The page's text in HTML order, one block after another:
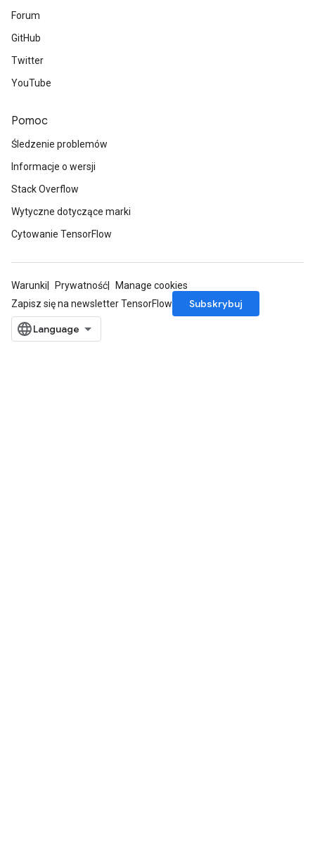
Forum
GitHub
Twitter
YouTube
Pomoc
Śledzenie problemów
Informacje o wersji
Stack Overflow
Wytyczne dotyczące marki
Cytowanie TensorFlow
Warunki Prywatność
Manage cookies
Zapisz się na newsletter TensorFlow
Subskrybuj